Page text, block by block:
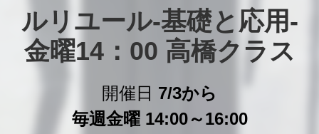
ルリユール-基礎と応用-
金曜14：00 高橋クラス
開催日 7/3から
毎週金曜 14:00～16:00